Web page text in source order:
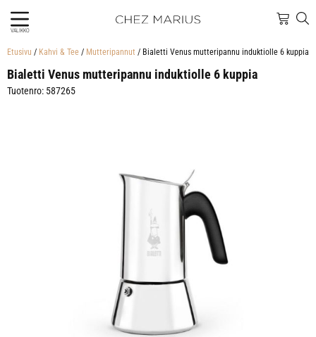
VALIKKO
Etusivu / Kahvi & Tee / Mutteripannut / Bialetti Venus mutteripannu induktiolle 6 kuppia
Bialetti Venus mutteripannu induktiolle 6 kuppia
Tuotenro: 587265